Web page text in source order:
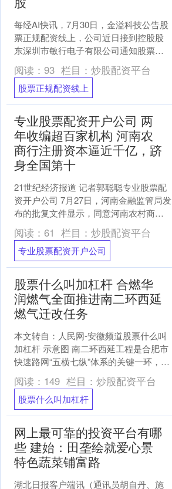
每经AI快讯，7月30日，金溢科技公告股
票正规配资线上，公司近日接到控股股
东深圳市敏行电子有限公司通知股票正
规配资线上，其将所持有公司部分股份
办理了解除质押业务....
阅读： 93 栏目： 炒股配资平台
股票正规配资线上
专业股票配资开户公司 两
年收编超百家机构 河南农
商行注册资本逼近千亿，跻
身全国第十
21世纪经济报道 记者郭聪聪专业股票配
资开户公司 7月27日，河南金融监管局发
布的批复文件显示，同意河南农村商业
银行股份有限公司（简称“河南农商行”）
通过吸收合....
阅读： 61 栏目： 炒股配资平台
专业股票配资开户公司
股票什么叫加杠杆 合燃华
润燃气全面推进南二环西延
燃气迁改任务
本文转自：人民网-安徽频道股票什么叫
加杠杆 示意图 南二环西延工程是合肥市
快速路网“五横七纵”体系的关键一环，对
打通肥西县、高新区与主城区、政务区
交通联系，提升....
阅读： 149 栏目： 炒股配资平台
股票什么叫加杠杆
网上最可靠的投资平台有哪
些 建始：田垄绘就爱心景
特色蔬菜铺富路
湖北日报客户端讯（通讯员胡自丹、施